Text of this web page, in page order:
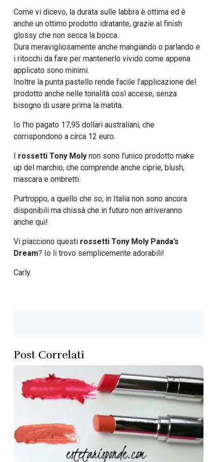
Come vi dicevo, la durata sulle labbra è ottima ed è
anche un ottimo prodotto idratante, grazie al finish
glossy che non secca la bocca.
Dura meravigliosamente anche mangiando o parlando e
i ritocchi da fare per mantenerlo vivido come appena
applicato sono minimi.
Inoltre la punta pastello rende facile l’applicazione del
prodotto anche nelle tonalità così accese, senza
bisogno di usare prima la matita.
Io l’ho pagato 17,95 dollari australiani, che
corrispondono a circa 12 euro.
I rossetti Tony Moly non sono l’unico prodotto make
up del marchio, che comprende anche ciprie, blush,
mascara e ombretti.
Purtroppo, a quello che so, in Italia non sono ancora
disponibili ma chissà che in futuro non arriveranno
anche qui!
Vi piacciono questi rossetti Tony Moly Panda’s
Dream? Io li trovo semplicemente adorabili!
Carly.
Post Correlati